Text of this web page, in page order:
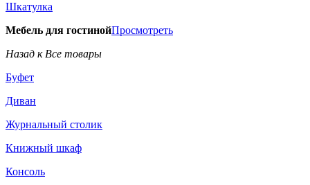
Шкатулка
Мебель для гостинойПросмотреть
Назад к Все товары
Буфет
Диван
Журнальный столик
Книжный шкаф
Консоль